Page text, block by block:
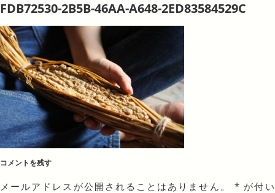
FDB72530-2B5B-46AA-A648-2ED83584529C
コメントを残す
メールアドレスが公開されることはありません。 * が付い